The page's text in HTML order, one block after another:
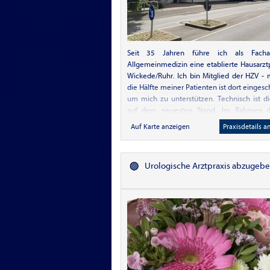
Seit 35 Jahren führe ich als
Allgemeinmedizin eine etablierte
Wickede/Ruhr. Ich bin Mitglied der HZV -
die Hälfte meiner Patienten ist dort
um mich zu unterstützen. Technisch ist
auf dem neuesten Stand. Im Rahmen
werden kardiologische Untersuchungen
Ergometrie, LZ-EKG sowie LZ-RR
Lungenfunktion sind selbstverständlich.
Bereich KHK Hypertonie, Asthma/
Leistung angeboten. Die Praxis
einem Wohn- und Geschäftshaus mit
Parkplätzen in der Ortsmitte. Sie hat
Erdgeschoss, die behindertengerecht
Auf dieser Ebene befinden sich 3
Labor, Wartezimmer, EKG, 1
Personalraum sowie 1 Büro. Bei Bedarf
Auf Karte anzeigen Praxisdetails
Urologische Arztpraxis